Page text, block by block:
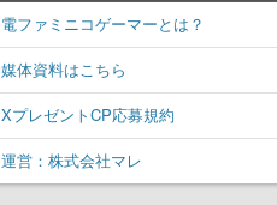
電ファミニコゲーマーとは？
媒体資料はこちら
XプレゼントCP応募規約
運営：株式会社マレ